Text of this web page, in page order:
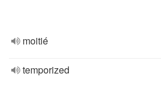
moitié
temporized